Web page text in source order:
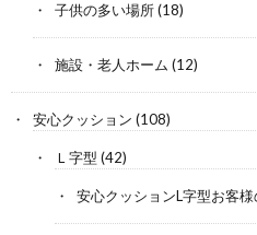
子供の多い場所(18)
施設・老人ホーム (12)
安心クッション (108)
Ｌ字型 (42)
安心クッションL字型お客